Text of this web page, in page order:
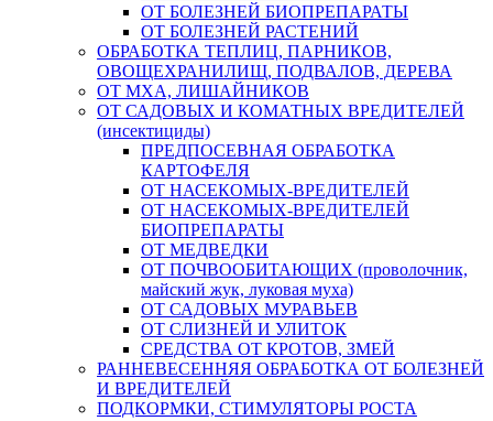
ОТ БОЛЕЗНЕЙ БИОПРЕПАРАТЫ
ОТ БОЛЕЗНЕЙ РАСТЕНИЙ
ОБРАБОТКА ТЕПЛИЦ, ПАРНИКОВ,
ОВОЩЕХРАНИЛИЩ, ПОДВАЛОВ, ДЕРЕВА
ОТ МХА, ЛИШАЙНИКОВ
ОТ САДОВЫХ И КОМАТНЫХ ВРЕДИТЕЛЕЙ
(инсектициды)
ПРЕДПОСЕВНАЯ ОБРАБОТКА
КАРТОФЕЛЯ
ОТ НАСЕКОМЫХ-ВРЕДИТЕЛЕЙ
ОТ НАСЕКОМЫХ-ВРЕДИТЕЛЕЙ
БИОПРЕПАРАТЫ
ОТ МЕДВЕДКИ
ОТ ПОЧВООБИТАЮЩИХ (проволочник,
майский жук, луковая муха)
ОТ САДОВЫХ МУРАВЬЕВ
ОТ СЛИЗНЕЙ И УЛИТОК
СРЕДСТВА ОТ КРОТОВ, ЗМЕЙ
РАННЕВЕСЕННЯЯ ОБРАБОТКА ОТ БОЛЕЗНЕЙ
И ВРЕДИТЕЛЕЙ
ПОДКОРМКИ, СТИМУЛЯТОРЫ РОСТА